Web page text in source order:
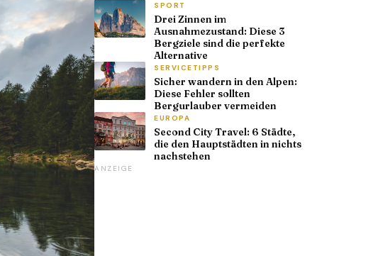
SPORT
Drei Zinnen im
Ausnahmezustand: Diese 3
Bergziele sind die perfekte
Alternative
SERVICETIPPS
Sicher wandern in den Alpen:
Diese Fehler sollten
Bergurlauber vermeiden
EUROPA
Second City Travel: 6 Städte,
die den Hauptstädten in nichts
nachstehen
ANZEIGE